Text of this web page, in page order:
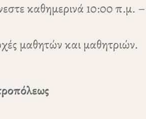
καθημερινά 10:00
μαθητών και μαθητριών.